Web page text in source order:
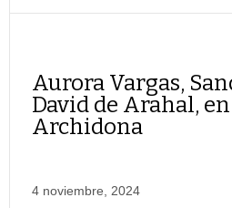
Aurora Vargas,
David de Arahal,
Archidona
4 noviembre, 2024